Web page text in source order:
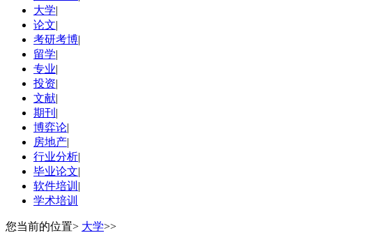
大学|
论文|
考研考博|
留学|
专业|
投资|
文献|
期刊 |
博弈论|
房地产|
行业分析|
毕业论文|
软件培训 |
学术培训
您当前的位置> 大学>>